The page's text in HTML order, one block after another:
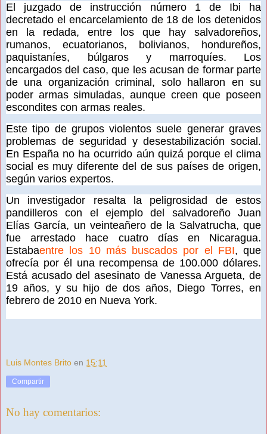
El juzgado de instrucción número 1 de Ibi ha
decretado el encarcelamiento de 18 de los detenidos
en la redada, entre los que hay salvadoreños,
rumanos, ecuatorianos, bolivianos, hondureños,
paquistaníes, búlgaros y marroquíes. Los
encargados del caso, que les acusan de formar parte
de una organización criminal, solo hallaron en su
poder armas simuladas, aunque creen que poseen
escondites con armas reales.
Este tipo de grupos violentos suele generar graves
problemas de seguridad y desestabilización social.
En España no ha ocurrido aún quizá porque el clima
social es muy diferente del de sus países de origen,
según varios expertos.
Un investigador resalta la peligrosidad de estos
pandilleros con el ejemplo del salvadoreño Juan
Elías García, un veinteañero de la Salvatrucha, que
fue arrestado hace cuatro días en Nicaragua.
Estabaentre los 10 más buscados por el FBI, que
ofrecía por él una recompensa de 100.000 dólares.
Está acusado del asesinato de Vanessa Argueta, de
19 años, y su hijo de dos años, Diego Torres, en
febrero de 2010 en Nueva York.
Luis Montes Brito en 15:11
Compartir
No hay comentarios: